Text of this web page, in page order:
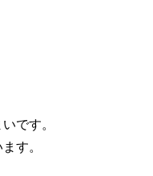
です。
す。